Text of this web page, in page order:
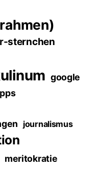
sternchen
google
journalismus
meritokratie